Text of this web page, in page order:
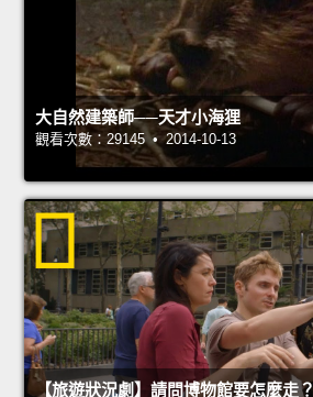
大自然建築師──天才小海狸
觀看次數：29145 • 2014-10-13
【旅遊狀況劇】請問博物館要怎麼走？